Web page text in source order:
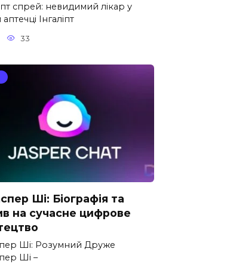
спрей: невидимий лікар у
Інгаліпт
33
Ші: Біографія та
на сучасне цифрове
Ші: Розумний Друже
Ші –